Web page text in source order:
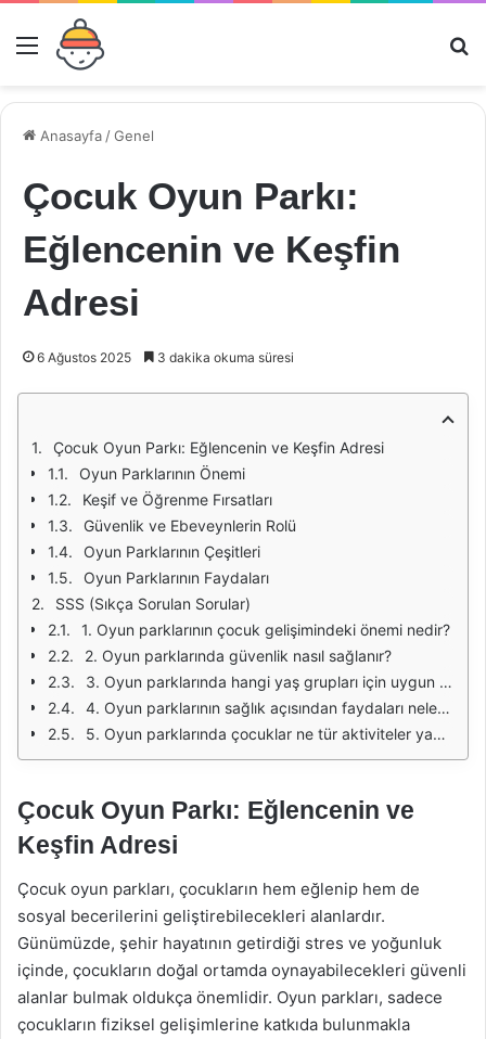
Menü
Anasayfa /Genel
Çocuk Oyun Parkı:
Eğlencenin ve Keşfin
Adresi
6 Ağustos 2025 3 dakika okuma süresi
Çocuk Oyun Parkı: Eğlencenin ve Keşfin Adresi
Oyun Parklarının Önemi
Keşif ve Öğrenme Fırsatları
Güvenlik ve Ebeveynlerin Rolü
Oyun Parklarının Çeşitleri
Oyun Parklarının Faydaları
SSS (Sıkça Sorulan Sorular)
1. Oyun parklarının çocuk gelişimindeki önemi nedir?
2. Oyun parklarında güvenlik nasıl sağlanır?
3. Oyun parklarında hangi yaş grupları için uygun alanlar vardır?
4. Oyun parklarının sağlık açısından faydaları nelerdir?
5. Oyun parklarında çocuklar ne tür aktiviteler yapabilir?
Çocuk Oyun Parkı: Eğlencenin ve
Keşfin Adresi
Çocuk oyun parkları, çocukların hem eğlenip hem de
sosyal becerilerini geliştirebilecekleri alanlardır.
Günümüzde, şehir hayatının getirdiği stres ve yoğunluk
içinde, çocukların doğal ortamda oynayabilecekleri güvenli
alanlar bulmak oldukça önemlidir. Oyun parkları, sadece
çocukların fiziksel gelişimlerine katkıda bulunmakla